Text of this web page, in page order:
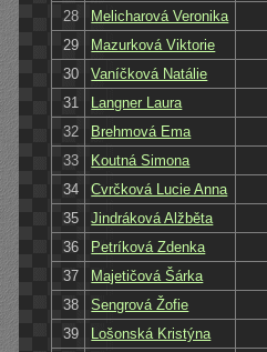
28
Melicharová Veronika
29
Mazurková Viktorie
30
Vaníčková Natálie
31
Langner Laura
32
Brehmová Ema
33
Koutná Simona
34
Cvrčková Lucie Anna
35
Jindráková Alžběta
36
Petríková Zdenka
37
Majetičová Šárka
38
Sengrová Žofie
39
Lošonská Kristýna